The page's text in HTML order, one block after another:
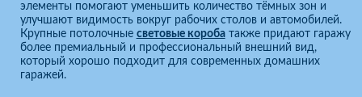
элементы помогают уменьшить количество тёмных зон и
улучшают видимость вокруг рабочих столов и автомобилей.
Крупные потолочные световые коробатакже придают гаражу
более премиальный и профессиональный внешний вид,
который хорошо подходит для современных домашних
гаражей.